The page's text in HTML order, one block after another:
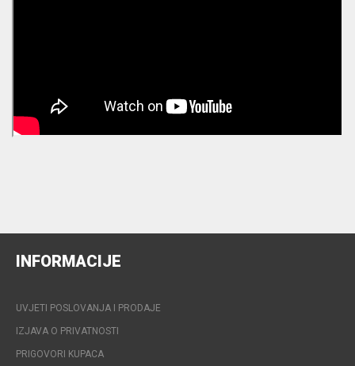
INFORMACIJE
UVJETI POSLOVANJA I PRODAJE
IZJAVA O PRIVATNOSTI
PRIGOVORI KUPACA